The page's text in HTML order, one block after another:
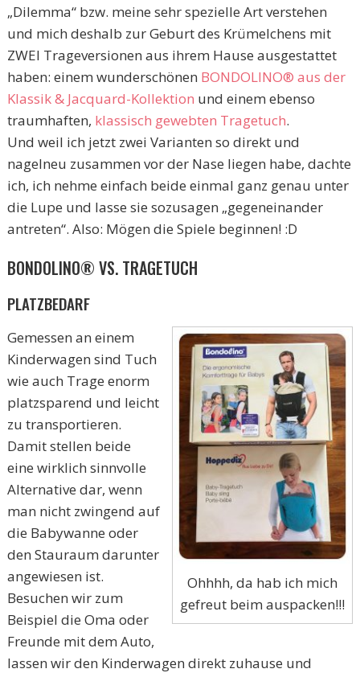
„Dilemma“ bzw. meine sehr spezielle Art verstehen
und mich deshalb zur Geburt des Krümelchens mit
ZWEI Trageversionen aus ihrem Hause ausgestattet
haben: einem wunderschönen BONDOLINO® aus der
Klassik & Jacquard-Kollektion und einem ebenso
traumhaften, klassisch gewebten Tragetuch.
Und weil ich jetzt zwei Varianten so direkt und
nagelneu zusammen vor der Nase liegen habe, dachte
ich, ich nehme einfach beide einmal ganz genau unter
die Lupe und lasse sie sozusagen „gegeneinander
antreten“. Also: Mögen die Spiele beginnen! :D
BONDOLINO® VS. TRAGETUCH
PLATZBEDARF
Ohhhh, da hab ich mich
gefreut beim auspacken!!!
Gemessen an einem
Kinderwagen sind Tuch
wie auch Trage enorm
platzsparend und leicht
zu transportieren.
Damit stellen beide
eine wirklich sinnvolle
Alternative dar, wenn
man nicht zwingend auf
die Babywanne oder
den Stauraum darunter
angewiesen ist.
Besuchen wir zum
Beispiel die Oma oder
Freunde mit dem Auto,
lassen wir den Kinderwagen direkt zuhause und